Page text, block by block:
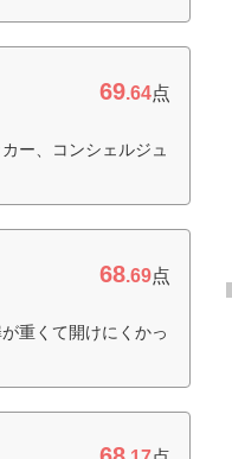
69.64点
ー、コンシェルジュ
68.69点
重くて開けにくかっ